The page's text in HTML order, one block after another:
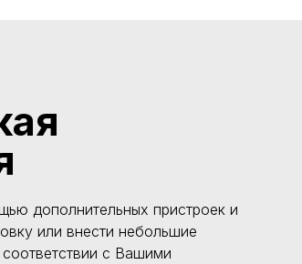
дополнительных пристроек и
или внести небольшие
с Вашими